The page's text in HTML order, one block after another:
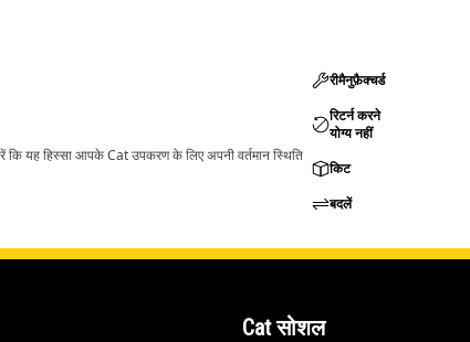
यह हिस्सा आपके Cat उपकरण के लिए अपनी वर्तमान स्थिति
रीमैनुफ़ैक्चर्ड
रिटर्न करने
योग्य नहीं
किट
बदलें
Cat सोशल